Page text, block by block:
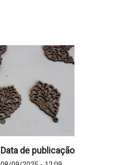
Data de publicação